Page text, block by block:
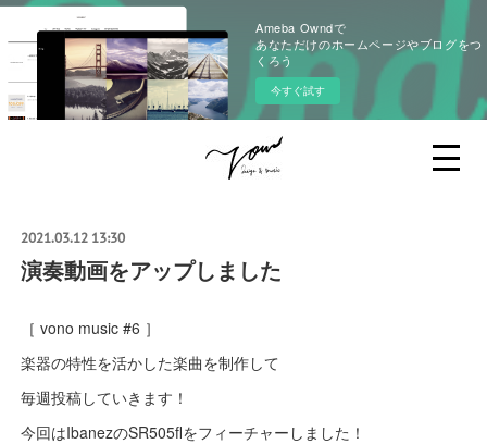
Ameba Owndで
あなただけのホームページやブログをつ
くろう
今すぐ試す
2021.03.12 13:30
演奏動画をアップしました
［ vono music #6 ］
楽器の特性を活かした楽曲を制作して
毎週投稿していきます！
今回はIbanezのSR505flをフィーチャーしました！